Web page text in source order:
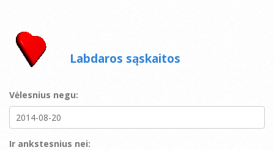
Labdaros sąskaitos
Vėlesnius negu:
Ir ankstesnius nei: